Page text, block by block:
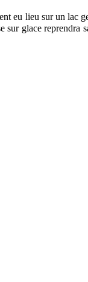
eu lieu sur un lac
glace reprendra